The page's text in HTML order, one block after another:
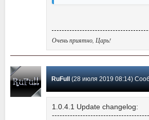
Очень приятно, Царь!
RuFull(28 июля 2019 08:14)
1.0.4.1 Update changelog: